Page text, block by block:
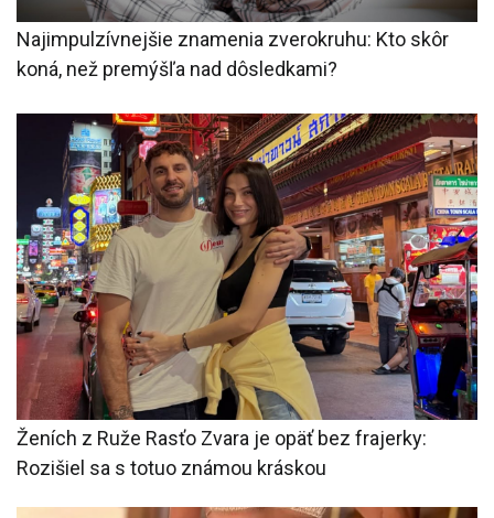
Najimpulzívnejšie znamenia zverokruhu: Kto skôr
koná, než premýšľa nad dôsledkami?
Ženích z Ruže Rasťo Zvara je opäť bez frajerky:
Rozišiel sa s totuo známou kráskou